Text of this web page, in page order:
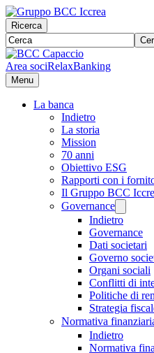
Ricerca
Area sociRelaxBanking
Menu
La banca
Indietro
La storia
Mission
70 anni
Obiettivo ESG
Rapporti con i
Il Gruppo BCC
Governance
Indietro
Governance
Dati societari
Governo
Organi sociali
Conflitti di
Politiche di
Strategia
Normativa
Indietro
Normativa